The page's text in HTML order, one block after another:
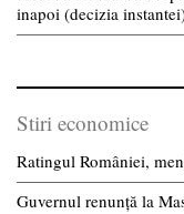
inapoi (decizia
Stiri economice
Ratingul României,
Guvernul renunță la